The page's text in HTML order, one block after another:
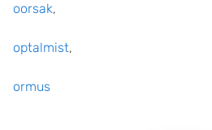
oorsak,
optalmist,
ormus